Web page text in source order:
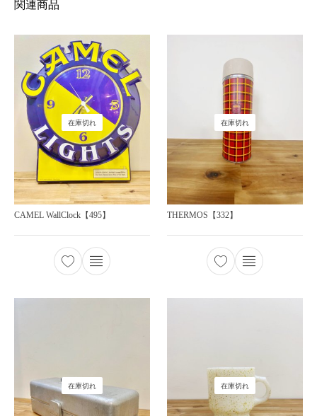
関連商品
在庫切れ
CAMEL WallClock【495】
在庫切れ
THERMOS【332】
在庫切れ 在庫切れ